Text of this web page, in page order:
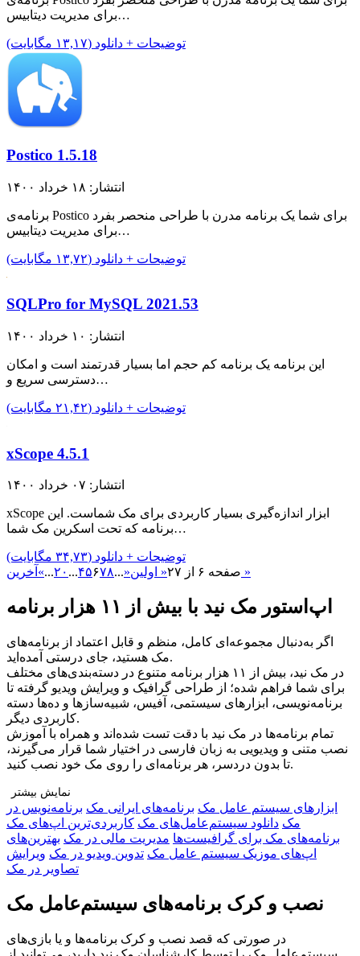
برای مدیریت دیتابیس…
توضیحات + دانلود (۱۳,۱۷ مگابایت)
Postico 1.5.18
انتشار: ۱۸ خرداد ۱۴۰۰
برنامه‌ی Postico برای شما یک برنامه مدرن با طراحی منحصر بفرد
برای مدیریت دیتابیس…
توضیحات + دانلود (۱۳,۷۲ مگابایت)
SQLPro for MySQL 2021.53
انتشار: ۱۰ خرداد ۱۴۰۰
این برنامه یک برنامه کم حجم اما بسیار قدرتمند است و امکان
دسترسی سریع و…
توضیحات + دانلود (۲۱,۴۲ مگابایت)
xScope 4.5.1
انتشار: ۰۷ خرداد ۱۴۰۰
xScope ابزار اندازه‌گیری بسیار کاربردی برای مک شماست. این
برنامه که تحت اسکرین مک شما…
توضیحات + دانلود (۳۴,۷۳ مگابایت)
صفحه ۶ از ۲۷
« اولین«
... ۴۵۶۷۸ ... ۲۰...
» آخرین »
اپ‌استور مک نید با بیش از ۱۱ هزار برنامه
اگر به‌دنبال مجموعه‌ای کامل، منظم و قابل اعتماد از برنامه‌های
مک هستید، جای درستی آمده‌اید.
در مک نید، بیش از ۱۱ هزار برنامه متنوع در دسته‌بندی‌های مختلف
برای شما فراهم شده؛ از طراحی گرافیک و ویرایش ویدیو گرفته تا
برنامه‌نویسی، ابزارهای سیستمی، آفیس، شبیه‌سازها و ده‌ها دسته
کاربردی دیگر.
تمام برنامه‌ها در مک نید با دقت تست شده‌اند و همراه با آموزش
نصب متنی و ویدیویی به زبان فارسی در اختیار شما قرار می‌گیرند،
تا بدون دردسر، هر برنامه‌ای را روی مک خود نصب کنید.
چرا مک نید را انتخاب کنید؟
🔹 تنوع بی‌نظیر: دسترسی به هزاران برنامه در دسته‌بندی‌های
مختلف برای هر نوع نیاز
🔹 راهنمای نصب کامل: آموزش قدم‌به‌قدم متنی و ویدیویی برای هر
برنامه
🔹 پشتیبانی اختصاصی و نصب رایگان: اگر به مشکلی برخوردید، تیم
ما همراه شماست
تجربه‌ها و پرسش و پاسخ
نمایش بیشتر
ابزار‌های سیستم عامل مک برنامه‌های ایرانی مک برنامه‌نویس در
مک دانلود سیستم‌عامل‌های مک کاربردی‌ترین اپ‌های مک
برنامه‌های مک برای گرافیست‌ها مدیریت مالی در مک بهترین‌های
اپ‌های موزیک سیستم عامل مک تدوین ویدیو در مک ویرایش
تصاویر در مک
نصب و کرک برنامه‌های سیستم‌عامل مک
در صورتی که قصد نصب و کرک برنامه‌ها و یا بازی‌های